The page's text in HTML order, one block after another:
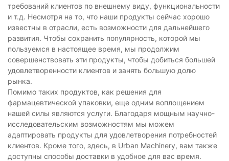
требований клиентов по внешнему виду, функциональности
и т.д. Несмотря на то, что наши продукты сейчас хорошо
известны в отрасли, есть возможности для дальнейшего
развития. Чтобы сохранить популярность, которой мы
пользуемся в настоящее время, мы продолжим
совершенствовать эти продукты, чтобы добиться большей
удовлетворенности клиентов и занять большую долю
рынка.
Помимо таких продуктов, как решения для
фармацевтической упаковки, еще одним воплощением
нашей силы являются услуги. Благодаря мощным научно-
исследовательским возможностям мы можем
адаптировать продукты для удовлетворения потребностей
клиентов. Кроме того, здесь, в Urban Machinery, вам также
доступны способы доставки в удобное для вас время.